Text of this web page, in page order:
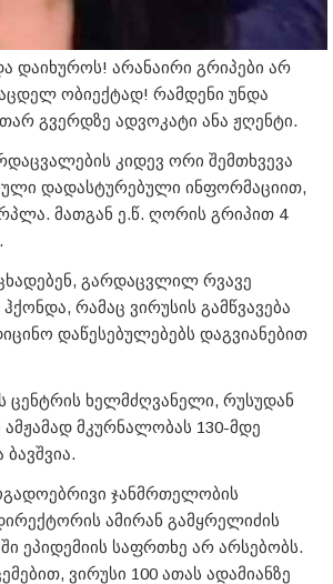
დაიხუროს! არანაირი გრიპები არ
ობიექტად! რამდენი უნდა
გვერდზე ადვოკატი ანა ჟღენტი.
კიდევ ორი შემთხვევა
დადასტურებული ინფორმაციით,
მათგან ე.წ. ღორის გრიპით 4
გარდაცვლილ რვავე
რამაც ვირუსის გამწვავება
დაწესებულებებს დაგვიანებით
ცენტრის ხელმძღვანელი, რუსუდან
მკურნალობას 130-მდე
ჯანმრთელობის
ამირან გამყრელიძის
ეპიდემიის საფრთხე არ არსებობს.
ვირუსი 100 ათას ადამიანზე